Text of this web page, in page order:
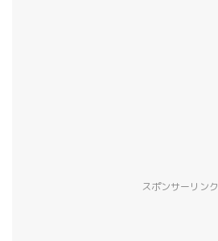
スポンサーリンク